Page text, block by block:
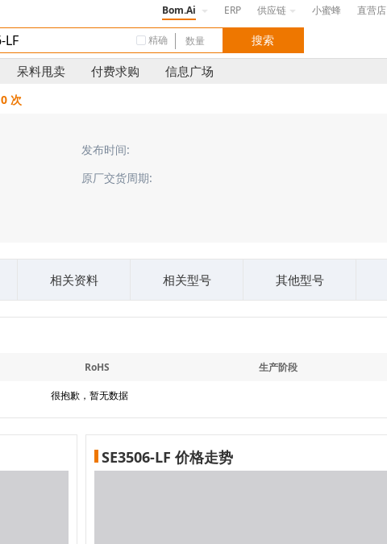
Bom.Ai ERP 供应链 小蜜蜂 直营店
精确
呆料甩卖 付费求购 信息广场
0 次
发布时间:
原厂交货周期:
相关资料 相关型号 其他型号
RoHS 生产阶段
很抱歉，暂无数据
SE3506-LF 价格走势